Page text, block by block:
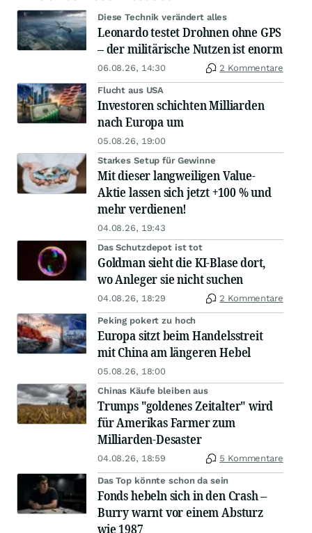
Diese Technik verändert alles
Leonardo testet Drohnen ohne GPS
– der militärische Nutzen ist enorm
06.08.26, 14:30 2 Kommentare
Flucht aus USA
Investoren schichten Milliarden
nach Europa um
05.08.26, 19:00
Starkes Setup für Gewinne
Mit dieser langweiligen Value-
Aktie lassen sich jetzt +100 % und
mehr verdienen!
04.08.26, 19:43
Das Schutzdepot ist tot
Goldman sieht die KI-Blase dort,
wo Anleger sie nicht suchen
04.08.26, 18:29 2 Kommentare
Peking pokert zu hoch
Europa sitzt beim Handelsstreit
mit China am längeren Hebel
05.08.26, 18:00
Chinas Käufe bleiben aus
Trumps "goldenes Zeitalter" wird
für Amerikas Farmer zum
Milliarden-Desaster
04.08.26, 18:59 5 Kommentare
Das Top könnte schon da sein
Fonds hebeln sich in den Crash –
Burry warnt vor einem Absturz
wie 1987